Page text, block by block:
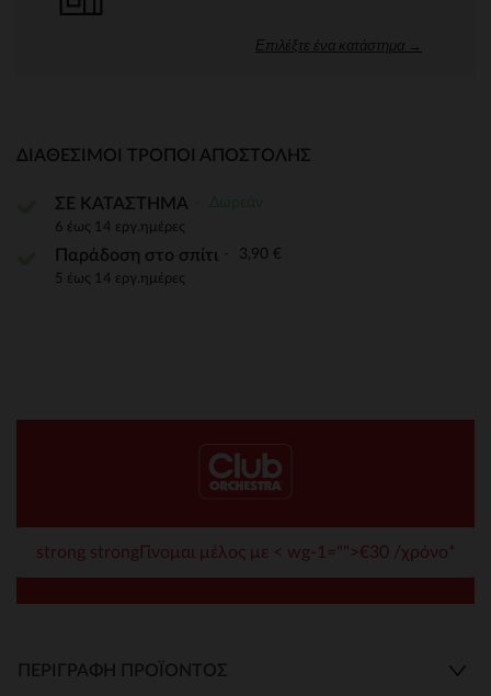
Επιλέξτε ένα κατάστημα →
ΔΙΑΘΈΣΙΜΟΙ ΤΡΌΠΟΙ ΑΠΟΣΤΟΛΉΣ
ΣΕ ΚΑΤΑΣΤΗΜΑ
6 έως 14 εργ.ημέρες
Παράδοση στο σπίτι 3,90 €
5 έως 14 εργ.ημέρες
strong strongΓίνομαι μέλος με < wg-1="">€30 /χρόνο*
ΠΕΡΙΓΡΑΦΉ ΠΡΟΪΌΝΤΟΣ